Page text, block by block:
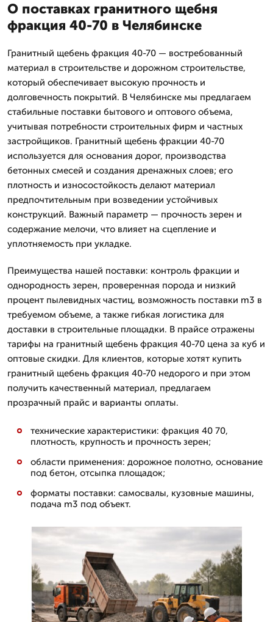
О поставках гранитного щебня
фракция 40-70 в Челябинске
Гранитный щебень фракция 40-70 — востребованный
материал в строительстве и дорожном строительстве,
который обеспечивает высокую прочность и
долговечность покрытий. В Челябинске мы предлагаем
стабильные поставки бытового и оптового объема,
учитывая потребности строительных фирм и частных
застройщиков. Гранитный щебень фракции 40-70
используется для основания дорог, производства
бетонных смесей и создания дренажных слоев; его
плотность и износостойкость делают материал
предпочтительным при возведении устойчивых
конструкций. Важный параметр — прочность зерен и
содержание мелочи, что влияет на сцепление и
уплотняемость при укладке.
Преимущества нашей поставки: контроль фракции и
однородность зерен, проверенная порода и низкий
процент пылевидных частиц, возможность поставки m3 в
требуемом объеме, а также гибкая логистика для
доставки в строительные площадки. В прайсе отражены
тарифы на гранитный щебень фракция 40-70 цена за куб и
оптовые скидки. Для клиентов, которые хотят купить
гранитный щебень фракция 40-70 недорого и при этом
получить качественный материал, предлагаем
прозрачный прайс и варианты оплаты.
технические характеристики: фракция 40 70,
плотность, крупность и прочность зерен;
области применения: дорожное полотно, основание
под бетон, отсыпка площадок;
форматы поставки: самосвалы, кузовные машины,
подача m3 под объект.